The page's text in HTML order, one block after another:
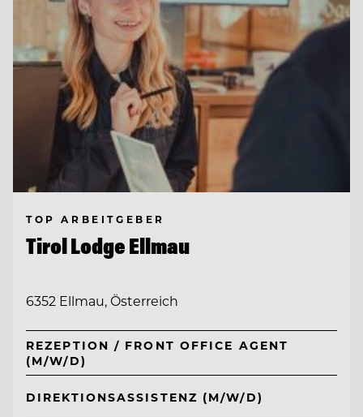
TOP ARBEITGEBER
Tirol Lodge Ellmau
6352 Ellmau, Österreich
REZEPTION / FRONT OFFICE AGENT
(M/W/D)
DIREKTIONSASSISTENZ (M/W/D)